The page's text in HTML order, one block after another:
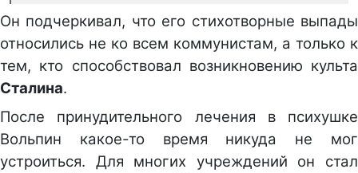
Он подчеркивал, что его стихотворные выпады
относились не ко всем коммунистам, а только к
тем, кто способствовал возникновению культа
Сталина.
После принудительного лечения в психушке
Вольпин какое-то время никуда не мог
устроиться. Для многих учреждений он стал